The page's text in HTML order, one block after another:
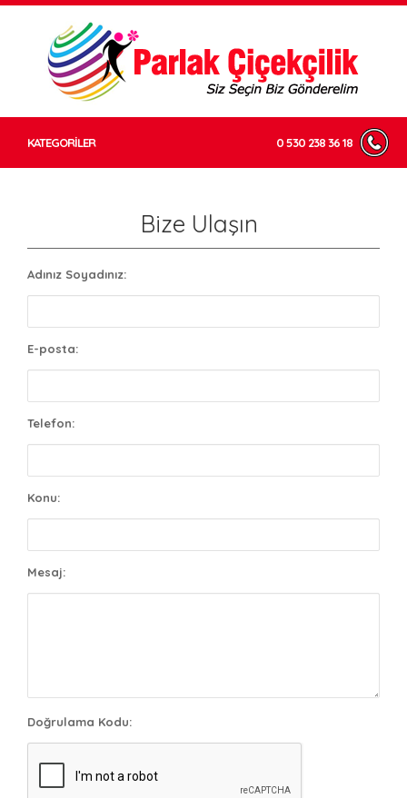
KATEGORİLER 0 530 238 36 18
Bize Ulaşın
Adınız Soyadınız:
E-posta:
Telefon:
Konu:
Mesaj:
Doğrulama Kodu: